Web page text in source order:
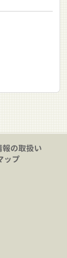
報の取扱い
ップ